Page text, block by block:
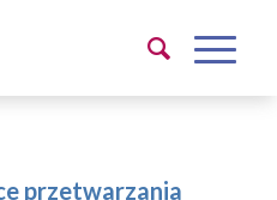
przetwarzania